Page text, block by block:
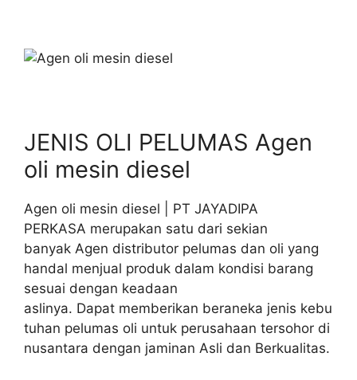
JENIS OLI PELUMAS Agen
oli mesin diesel
Agen oli mesin diesel | PT JAYADIPA
PERKASA merupakan satu dari sekian
banyak Agen distributor pelumas dan oli yang
handal menjual produk dalam kondisi barang
sesuai dengan keadaan
aslinya. Dapat memberikan beraneka jenis kebu
tuhan pelumas oli untuk perusahaan tersohor di
nusantara dengan jaminan Asli dan Berkualitas.